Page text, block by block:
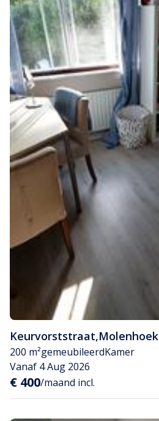
Keurvorststraat,Molenhoek
200 m²gemeubileerdKamer
Vanaf 4 Aug 2026
€ 400/maand incl.